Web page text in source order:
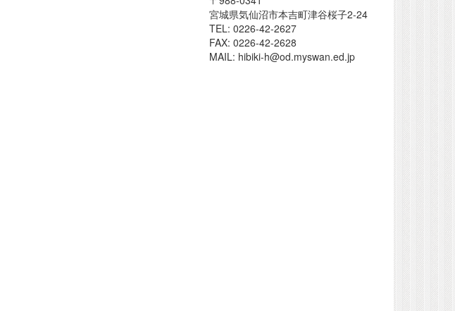
宮城県気仙沼市本吉町津谷桜子2-24
TEL: 0226-42-2627
FAX: 0226-42-2628
MAIL: hibiki-h@od.myswan.ed.jp